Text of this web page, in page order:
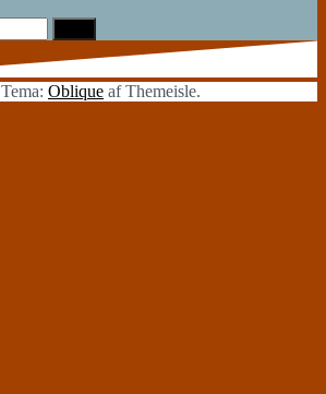
Tema: Oblique af Themeisle.